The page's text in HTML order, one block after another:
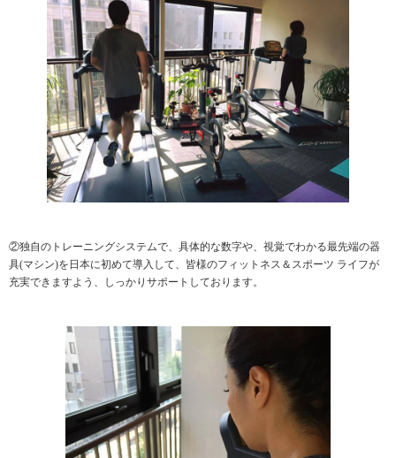
②独自のトレーニングシステムで、具体的な数字や、視覚でわかる最先端の器
具(マシン)を日本に初めて導入して、皆様のフィットネス＆スポーツ ライフが
充実できますよう、しっかりサポートしております。